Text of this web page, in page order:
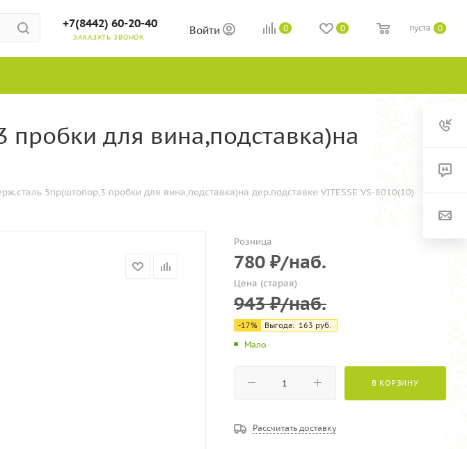
+7(8442) 60-20-40
ЗАКАЗАТЬ ЗВОНОК
Войти 0 0 0
пуста
для вина,подставка)на
5пр(штопор,3 пробки для вина,подставка)на дер.подставке VITESSE VS-8010(10)
Розница
780 ₽/наб.
Цена (старая)
943₽/наб.
-17% Выгода: 163 руб.
Мало
В КОРЗИНУ
Рассчитать доставку